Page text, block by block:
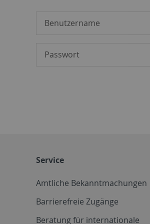
Service
Amtliche Bekanntmachungen
Barrierefreie Zugänge
Beratung für internationale